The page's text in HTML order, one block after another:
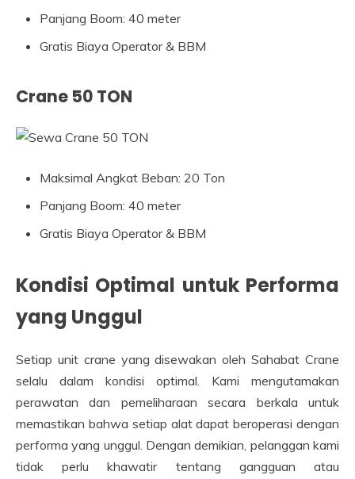
Panjang Boom: 40 meter
Gratis Biaya Operator & BBM
Crane 50 TON
Maksimal Angkat Beban: 20 Ton
Panjang Boom: 40 meter
Gratis Biaya Operator & BBM
Kondisi Optimal untuk Performa
yang Unggul
Setiap unit crane yang disewakan oleh Sahabat Crane
selalu dalam kondisi optimal. Kami mengutamakan
perawatan dan pemeliharaan secara berkala untuk
memastikan bahwa setiap alat dapat beroperasi dengan
performa yang unggul. Dengan demikian, pelanggan kami
tidak perlu khawatir tentang gangguan atau